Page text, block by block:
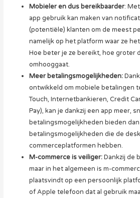
Mobieler en dus bereikbaarder:
app gebruik kan maken van
(potentiële) klanten om de meest
namelijk op het platform waar ze
Hoe beter je ze bereikt, hoe groter
omhooggaat.
Meer betalingsmogelijkheden:
ontwikkeld om mobiele betalingen
Touch, Internetbankieren, Credit
Pay), kan je dankzij een app meer,
betalingsmogelijkheden bieden
betalingsmogelijkheden die de
commerceplatformen hebben.
M-commerce is veiliger:Dankzij de
maar in het algemeen is m-
plaatsvindt op een persoonlijk
of Apple telefoon dat al gebruik